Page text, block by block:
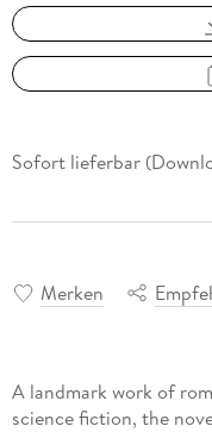
Sofort lieferbar
Merken
A landmark work of
science fiction, the